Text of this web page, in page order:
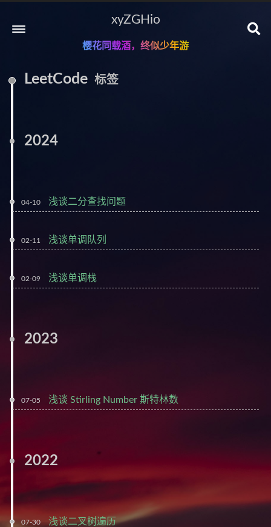
xyZGHio
樱花同载酒，终似少年游
LeetCode 标签
2024
04-10 浅谈二分查找问题
02-11 浅谈单调队列
02-09 浅谈单调栈
2023
07-05 浅谈 Stirling Number 斯特林数
2022
07-30 浅谈二叉树遍历